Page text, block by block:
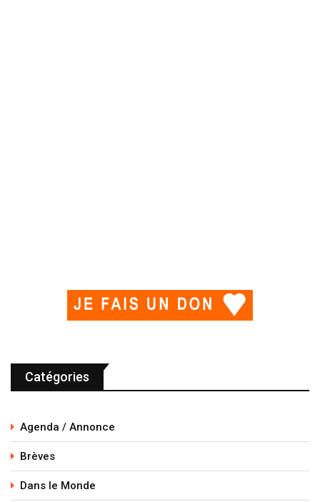
Catégories
Agenda / Annonce
Brèves
Dans le Monde